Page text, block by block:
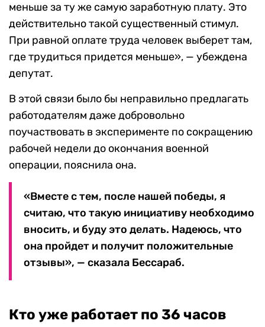
меньше за ту же самую заработную плату. Это
действительно такой существенный стимул.
При равной оплате труда человек выберет там,
где трудиться придется меньше», — убеждена
депутат.
В этой связи было бы неправильно предлагать
работодателям даже добровольно
поучаствовать в эксперименте по сокращению
рабочей недели до окончания военной
операции, пояснила она.
«Вместе с тем, после нашей победы, я
считаю, что такую инициативу необходимо
вносить, и буду это делать. Надеюсь, что
она пройдет и получит положительные
отзывы», — сказала Бессараб.
Кто уже работает по 36 часов